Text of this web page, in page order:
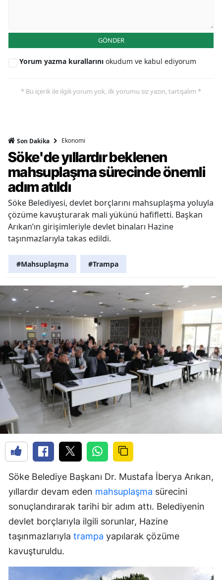
GÖNDER
Yorum yazma kurallarını okudum ve kabul ediyorum
* Bu içerik ile ilgili yorum yok, ilk yorumu siz yazın, tartışalım *
Son Dakika Ekonomi
Söke'de yıllardır beklenen
mahsuplaşma sürecinde önemli
adım atıldı
Söke Belediyesi, devlet borçlarını mahsuplaşma yoluyla
çözüme kavuşturarak mali yükünü hafifletti. Başkan
Arıkan’ın girişimleriyle devlet binaları Hazine
taşınmazlarıyla takas edildi.
#Mahsuplaşma #Trampa
Söke Belediye Başkanı Dr. Mustafa İberya Arıkan,
yıllardır devam eden mahsuplaşma sürecini
sonuçlandırarak tarihi bir adım attı. Belediyenin
devlet borçlarıyla ilgili sorunlar, Hazine
taşınmazlarıyla trampa yapılarak çözüme
kavuşturuldu.